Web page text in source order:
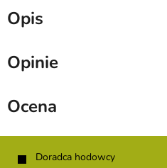
Opis
Opinie
Ocena
S
Doradca hodowcy